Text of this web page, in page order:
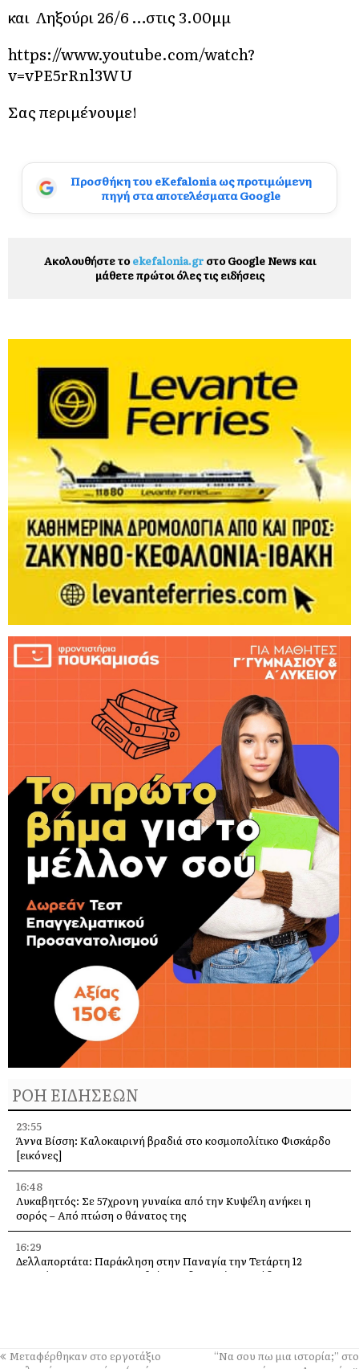
και Ληξούρι 26/6 …στις 3.00μμ
https://www.youtube.com/watch?
v=vPE5rRnl3WU
Σας περιμένουμε!
Προσθήκη του eKefalonia ως προτιμώμενη
πηγή στα αποτελέσματα Google
Ακολουθήστε το ekefalonia.grστο Google News και
μάθετε πρώτοι όλες τις ειδήσεις
ΡΟΗ ΕΙΔΗΣΕΩΝ
23:55
Άννα Βίσση: Καλοκαιρινή βραδιά στο κοσμοπολίτικο Φισκάρδο
[εικόνες]
16:48
Λυκαβηττός: Σε 57χρονη γυναίκα από την Κυψέλη ανήκει η
σορός – Από πτώση ο θάνατος της
16:29
Δελλαπορτάτα: Παράκληση στην Παναγία την Τετάρτη 12
Αυγούστου –Θα προσφερθεί παραδοσιακή ριγανάδα
Μεταφέρθηκαν στο εργοτάξιο
“Να σου πω μια ιστορία;” στο